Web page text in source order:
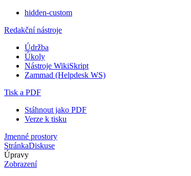
hidden-custom
Redakční nástroje
Údržba
Úkoly
Nástroje WikiSkript
Zammad (Helpdesk WS)
Tisk a PDF
Stáhnout jako PDF
Verze k tisku
Jmenné prostory
StránkaDiskuse
Úpravy
Zobrazení